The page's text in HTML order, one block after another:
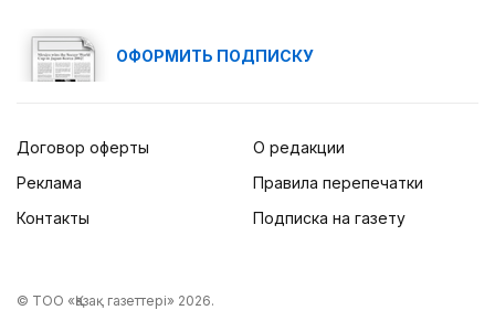
ОФОРМИТЬ ПОДПИСКУ
Договор оферты
Реклама
Контакты
О редакции
Правила перепечатки
Подписка на газету
© ТОО «Қазақ газеттері» 2026.